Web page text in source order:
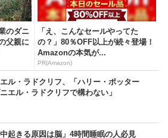
のダニ
父親に
「え、こんなセールやってた
の？」80％OFF以上が続々登場！
Amazonの本気が...
PR(Amazon)
ル・ラドクリフ、「ハリー・ポッター
エル・ラドクリフで構わない」
中起きる原因は脳」4時間睡眠の人必見